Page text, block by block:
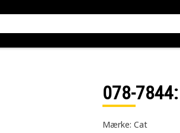
078-7844
Mærke: Cat